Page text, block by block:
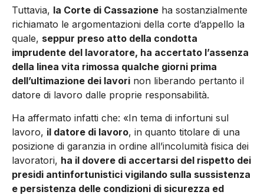
Tuttavia, la Corte di Cassazione ha sostanzialmente
richiamato le argomentazioni della corte d’appello la
quale, seppur preso atto della condotta
imprudente del lavoratore, ha accertato l’assenza
della linea vita rimossa qualche giorni prima
dell’ultimazione dei lavori non liberando pertanto il
datore di lavoro dalle proprie responsabilità.
Ha affermato infatti che: «In tema di infortuni sul
lavoro, il datore di lavoro, in quanto titolare di una
posizione di garanzia in ordine all’incolumità fisica dei
lavoratori, ha il dovere di accertarsi del rispetto dei
presidi antinfortunistici vigilando sulla sussistenza
e persistenza delle condizioni di sicurezza ed